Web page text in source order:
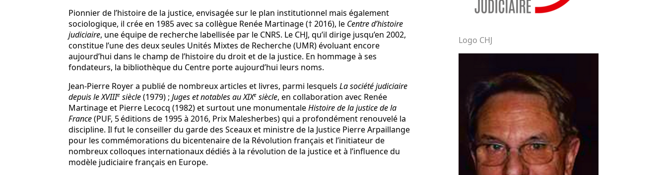
Pionnier de l’histoire de la justice, envisagée sur le plan institutionnel mais également
sociologique, il crée en 1985 avec sa collègue Renée Martinage († 2016), le Centre d’histoire
judiciaire, une équipe de recherche labellisée par le CNRS. Le CHJ, qu’il dirige jusqu’en 2002,
constitue l’une des deux seules Unités Mixtes de Recherche (UMR) évoluant encore
aujourd’hui dans le champ de l’histoire du droit et de la justice. En hommage à ses
fondateurs, la bibliothèque du Centre porte aujourd’hui leurs noms.
Jean-Pierre Royer a publié de nombreux articles et livres, parmi lesquels La société judiciaire
depuis le XVIIIe siècle(1979) ; Juges et notables au XIXe siècle, en collaboration avec Renée
Martinage et Pierre Lecocq (1982) et surtout une monumentaleHistoire de la justice de la
France(PUF, 5éditions de 1995 à 2016, Prix Malesherbes) qui a profondément renouvelé la
discipline. Il fut le conseiller du garde des Sceaux et ministre de la Justice Pierre Arpaillange
pour les commémorations du bicentenaire de la Révolution français et l’initiateur de
nombreux colloques internationaux dédiés à la révolution de la justice et à l’influence du
modèle judiciaire français en Europe.
Logo CHJ